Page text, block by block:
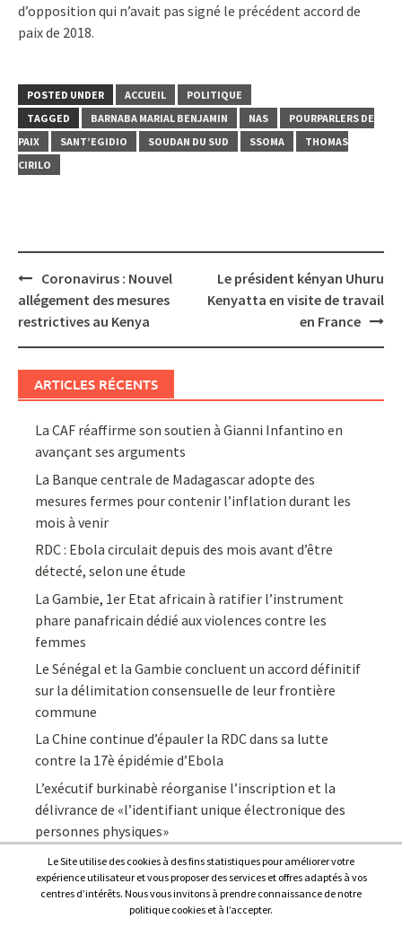
d’opposition qui n’avait pas signé le précédent accord de
paix de 2018.
POSTED UNDER ACCUEIL
POLITIQUE
TAGGED
BARNABA MARIAL BENJAMIN NAS
POURPARLERS DE
PAIX
SANT’EGIDIO SOUDAN DU SUD SSOMA
THOMAS
CIRILO
Post
navigation
Coronavirus : Nouvel
allégement des mesures
restrictives au Kenya
Le président kényan Uhuru
Kenyatta en visite de travail
en France
ARTICLES RÉCENTS
La CAF réaffirme son soutien à Gianni Infantino en
avançant ses arguments
La Banque centrale de Madagascar adopte des
mesures fermes pour contenir l’inflation durant les
mois à venir
RDC : Ebola circulait depuis des mois avant d’être
détecté, selon une étude
La Gambie, 1er Etat africain à ratifier l’instrument
phare panafricain dédié aux violences contre les
femmes
Le Sénégal et la Gambie concluent un accord définitif
sur la délimitation consensuelle de leur frontière
commune
La Chine continue d’épauler la RDC dans sa lutte
contre la 17è épidémie d’Ebola
L’exécutif burkinabè réorganise l’inscription et la
délivrance de «l’identifiant unique électronique des
personnes physiques»
Le Site utilise des cookies à des fins statistiques pour améliorer votre
expérience utilisateur et vous proposer des services et offres adaptés à vos
centres d’intérêts. Nous vous invitons à prendre connaissance de notre
politique cookies et à l’accepter.